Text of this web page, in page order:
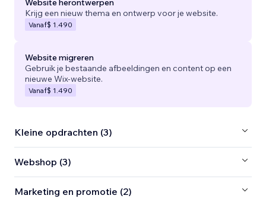
Website herontwerpen
Krijg een nieuw thema en ontwerp voor je website.
Vanaf$ 1.490
Website migreren
Gebruik je bestaande afbeeldingen en content op een
nieuwe Wix-website.
Vanaf$ 1.490
Kleine opdrachten (3)
Webshop (3)
Marketing en promotie (2)